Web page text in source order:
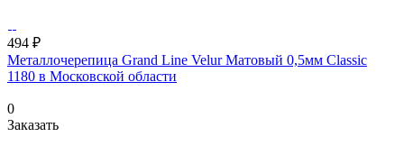
494 ₽
Металлочерепица Grand Line Velur Матовый 0,5мм Classic
1180 в Московской области
0
Заказать